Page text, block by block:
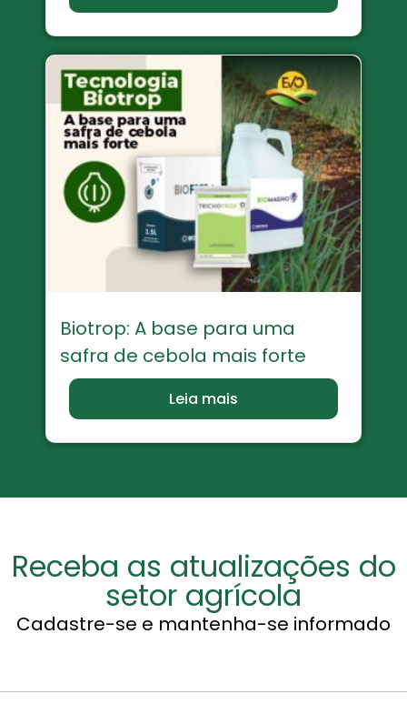
Biotrop: A base para uma
safra de cebola mais forte
Leia mais
Receba as atualizações do
setor agrícola
Cadastre-se e mantenha-se informado